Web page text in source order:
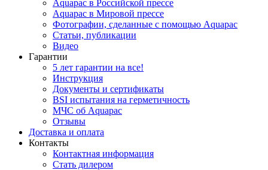
Aquapac в Российской прессе
Aquapac в Мировой прессе
Фотографии, сделанные с помощью Aquapac
Статьи, публикации
Видео
Гарантии
5 лет гарантии на все!
Инструкция
Документы и сертификаты
BSI испытания на герметичность
МЧС об Aquapac
Отзывы
Доставка и оплата
Контакты
Контактная информация
Стать дилером